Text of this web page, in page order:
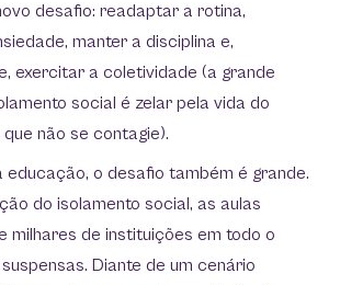
desafio: readaptar a rotina,
manter a disciplina e,
exercitar a coletividade (a grande
social é zelar pela vida do
não se contagie).
educação, o desafio também é grande.
do isolamento social, as aulas
milhares de instituições em todo o
Diante de um cenário